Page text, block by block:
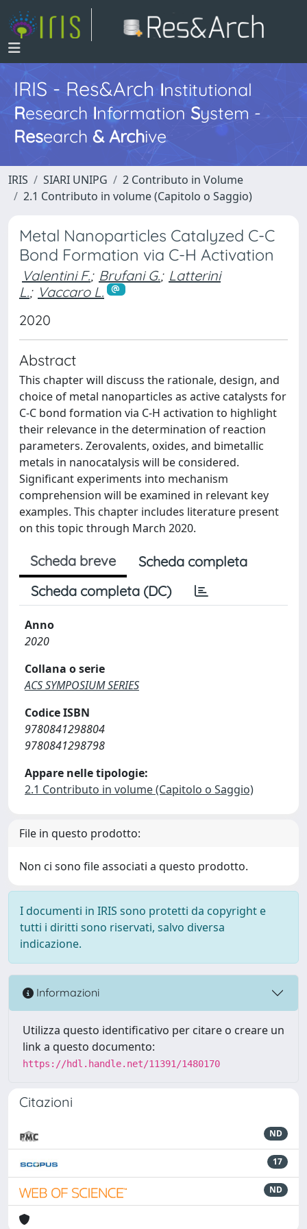
IRIS - Res&ArchInstitutional
Research InformationSystem -
Research & Archive
IRIS SIARI UNIPG
2 Contributo in Volume
2.1 Contributo in volume (Capitolo o Saggio)
Metal Nanoparticles Catalyzed C-C
Bond Formation via C-H Activation
Valentini F.; Brufani G.; Latterini
L.; Vaccaro L.
2020
Abstract
This chapter will discuss the rationale, design, and
choice of metal nanoparticles as active catalysts for
C-C bond formation via C-H activation to highlight
their relevance in the determination of reaction
parameters. Zerovalents, oxides, and bimetallic
metals in nanocatalysis will be considered.
Significant experiments into mechanism
comprehension will be examined in relevant key
examples. This chapter includes literature present
on this topic through March 2020.
Scheda breve
Scheda completa
Scheda completa (DC)
Anno
2020
Collana o serie
ACS SYMPOSIUM SERIES
Codice ISBN
9780841298804
9780841298798
Appare nelle tipologie:
2.1 Contributo in volume (Capitolo o Saggio)
File in questo prodotto:
Non ci sono file associati a questo prodotto.
I documenti in IRIS sono protetti da copyright e
tutti i diritti sono riservati, salvo diversa
indicazione.
Informazioni
Utilizza questo identificativo per citare o creare un
link a questo documento:
https://hdl.handle.net/11391/1480170
Citazioni
ND
17
ND